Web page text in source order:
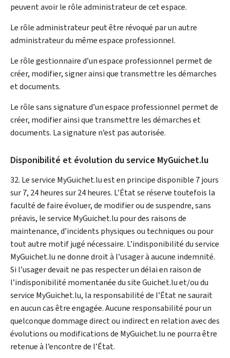
peuvent avoir le rôle administrateur de cet espace.
Le rôle administrateur peut être révoqué par un autre
administrateur du même espace professionnel.
Le rôle gestionnaire d’un espace professionnel permet de
créer, modifier, signer ainsi que transmettre les démarches
et documents.
Le rôle sans signature d’un espace professionnel permet de
créer, modifier ainsi que transmettre les démarches et
documents. La signature n’est pas autorisée.
Disponibilité et évolution du service MyGuichet.lu
32. Le service MyGuichet.lu est en principe disponible 7 jours
sur 7, 24 heures sur 24 heures. L’État se réserve toutefois la
faculté de faire évoluer, de modifier ou de suspendre, sans
préavis, le service MyGuichet.lu pour des raisons de
maintenance, d’incidents physiques ou techniques ou pour
tout autre motif jugé nécessaire. L’indisponibilité du service
MyGuichet.lu ne donne droit à l’usager à aucune indemnité.
Si l’usager devait ne pas respecter un délai en raison de
l’indisponibilité momentanée du site Guichet.lu et/ou du
service MyGuichet.lu, la responsabilité de l’État ne saurait
en aucun cas être engagée. Aucune responsabilité pour un
quelconque dommage direct ou indirect en relation avec des
évolutions ou modifications de MyGuichet.lu ne pourra être
retenue à l’encontre de l’État.